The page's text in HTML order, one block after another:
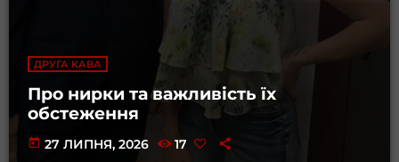
ДРУГА КАВА
Про нирки та важливість їх
обстеження
today 27 ЛИПНЯ, 2026 17